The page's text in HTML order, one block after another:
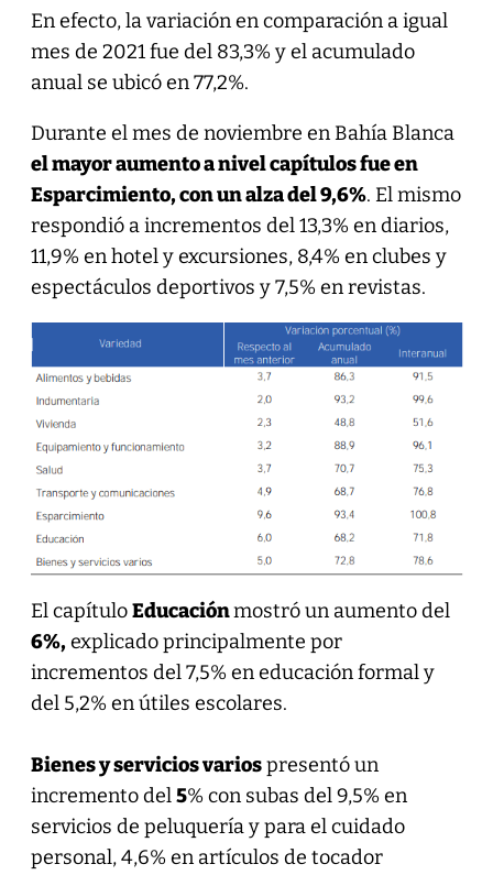
En efecto, la variación en comparación a igual
mes de 2021 fue del 83,3% y el acumulado
anual se ubicó en 77,2%.
Durante el mes de noviembre en Bahía Blanca
el mayor aumento a nivel capítulos fue en
Esparcimiento, con un alza del 9,6%. El mismo
respondió a incrementos del 13,3% en diarios,
11,9% en hotel y excursiones, 8,4% en clubes y
espectáculos deportivos y 7,5% en revistas.
El capítuloEducaciónmostró un aumento del
6%,explicado principalmente por
incrementos del 7,5% en educación formal y
del 5,2% en útiles escolares.
Bienes y servicios variospresentó un
incremento del5% con subas del 9,5% en
servicios de peluquería y para el cuidado
personal, 4,6% en artículos de tocador